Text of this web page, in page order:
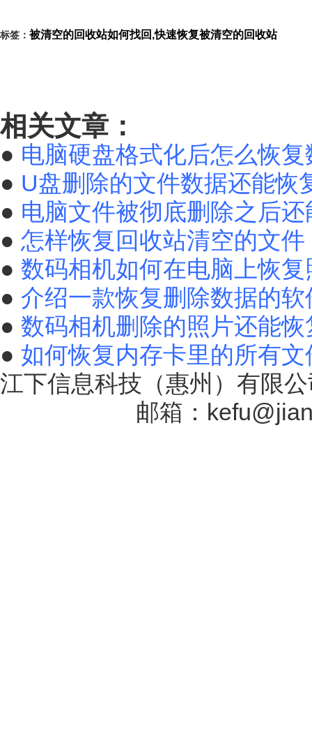
标签： 被清空的回收站如何找回,快速恢复被清空的回收站
相关文章：
● 电脑硬盘格式化后怎么恢复
● U盘删除的文件数据还能恢
● 电脑文件被彻底删除之后
● 怎样恢复回收站清空的文件
● 数码相机如何在电脑上恢复
● 介绍一款恢复删除数据的软
● 数码相机删除的照片还能恢
● 如何恢复内存卡里的所有文
江下信息科技（惠州）有限
邮箱：